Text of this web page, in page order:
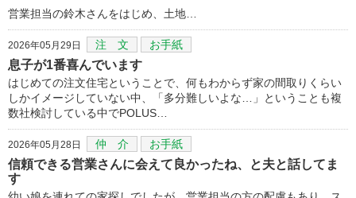
営業担当の鈴木さんをはじめ、土地…
2026年05月29日 注 文 お手紙
息子が1番喜んでいます
はじめての注文住宅ということで、何もわからず家の間取りくらい
しかイメージしていない中、「多分難しいよな…」ということも複
数社検討している中でPOLUS…
2026年05月28日 仲 介 お手紙
信頼できる営業さんに会えて良かったね、と夫と話してま
す